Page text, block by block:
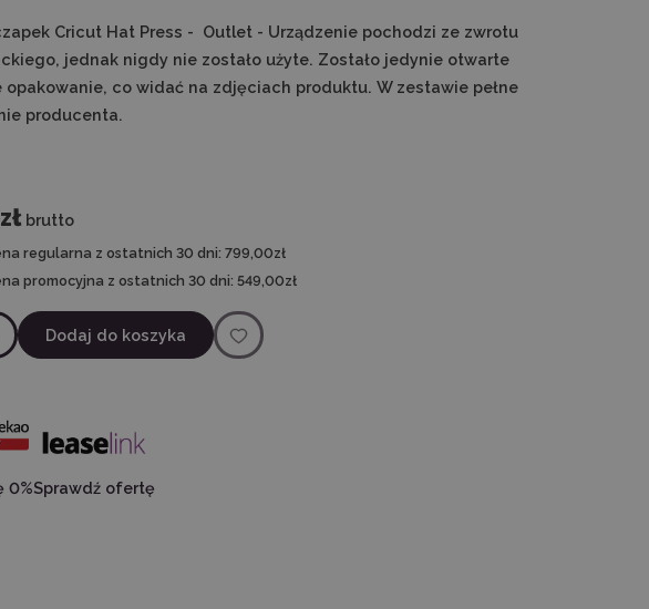
Cricut Hat Press - Outlet - Urządzenie pochodzi ze zwrotu
jednak nigdy nie zostało użyte. Zostało jedynie otwarte
opakowanie, co widać na zdjęciach produktu. W zestawie pełne
producenta.
brutto
regularna z ostatnich 30 dni: 799,00zł
promocyjna z ostatnich 30 dni: 549,00zł
Dodaj do koszyka
0%Sprawdź ofertę